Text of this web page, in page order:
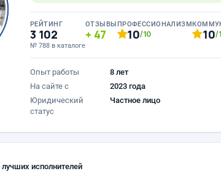
РЕЙТИНГ
3 102
№ 788 в каталоге
ОТЗЫВЫ
47
ПРОФЕССИОНАЛИЗМ
10/10 10/
Опыт работы
8 лет
На сайте с
2023 года
Юридический
статус
Частное лицо
исполнителей